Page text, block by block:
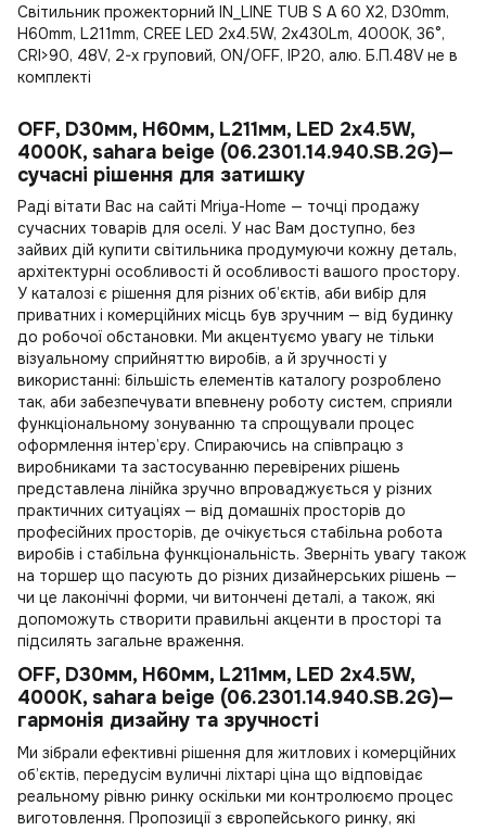
Світильник прожекторний IN_LINE TUB S A 60 X2, D30mm,
H60mm, L211mm, CREE LED 2x4.5W, 2x430Lm, 4000К, 36°,
CRI>90, 48V, 2-х груповий, ON/OFF, IP20, алю. Б.П.48V не в
комплекті
OFF, D30мм, H60мм, L211мм, LED 2x4.5W,
4000K, sahara beige (06.2301.14.940.SB.2G)—
сучасні рішення для затишку
Раді вітати Вас на сайті Mriya-Home — точці продажу
сучасних товарів для оселі. У нас Вам доступно, без
зайвих дій купити світильника продумуючи кожну деталь,
архітектурні особливості й особливості вашого простору.
У каталозі є рішення для різних об’єктів, аби вибір для
приватних і комерційних місць був зручним — від будинку
до робочої обстановки. Ми акцентуємо увагу не тільки
візуальному сприйняттю виробів, а й зручності у
використанні: більшість елементів каталогу розроблено
так, аби забезпечувати впевнену роботу систем, сприяли
функціональному зонуванню та спрощували процес
оформлення інтер’єру. Спираючись на співпрацю з
виробниками та застосуванню перевірених рішень
представлена лінійка зручно впроваджується у різних
практичних ситуаціях — від домашніх просторів до
професійних просторів, де очікується стабільна робота
виробів і стабільна функціональність. Зверніть увагу також
на торшер що пасують до різних дизайнерських рішень —
чи це лаконічні форми, чи витончені деталі, а також, які
допоможуть створити правильні акценти в просторі та
підсилять загальне враження.
OFF, D30мм, H60мм, L211мм, LED 2x4.5W,
4000K, sahara beige (06.2301.14.940.SB.2G)—
гармонія дизайну та зручності
Ми зібрали ефективні рішення для житлових і комерційних
об’єктів, передусім вуличні ліхтарі ціна що відповідає
реальному рівню ринку оскільки ми контролюємо процес
виготовлення. Пропозиції з європейського ринку, які